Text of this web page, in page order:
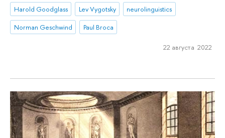
Harold Goodglass
Lev Vygotsky
neurolinguistics
Norman Geschwind
Paul Broca
22 августа 2022